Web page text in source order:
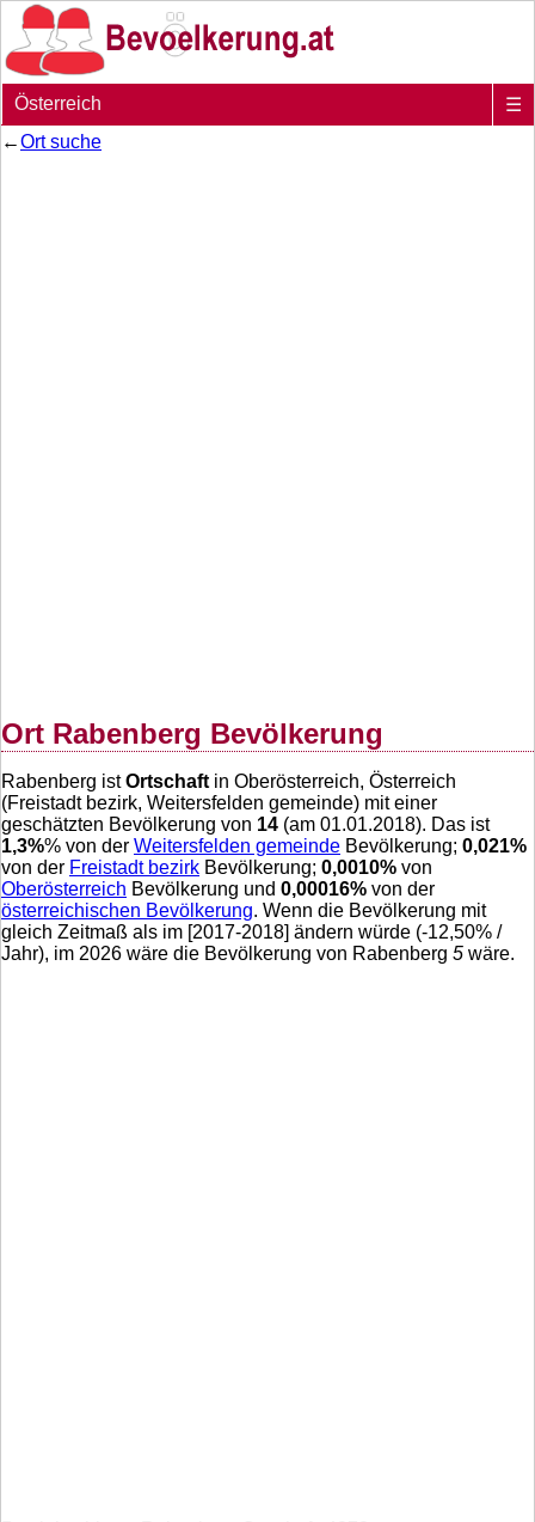
Österreich
☰
←Ort suche
Ort Rabenberg Bevölkerung
Rabenberg istOrtschaft in Oberösterreich, Österreich
(Freistadt bezirk, Weitersfelden gemeinde) mit einer
geschätzten Bevölkerung von 14 (am 01.01.2018). Das ist
1,3%% von der Weitersfelden gemeinde Bevölkerung; 0,021%
von der Freistadt bezirk Bevölkerung; 0,0010% von
Oberösterreich Bevölkerung und 0,00016% von der
österreichischen Bevölkerung. Wenn die Bevölkerung mit
gleich Zeitmaß als im [2017-2018] ändern würde (-12,50% /
Jahr), im 2026 wäre die Bevölkerung von Rabenberg 5 wäre.